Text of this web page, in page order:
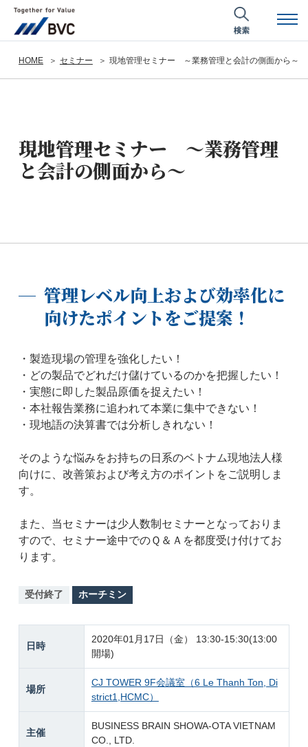
HOME セミナー 現地管理セミナー ～業務管理と会計の側面から～
現地管理セミナー ～業務管理
と会計の側面から～
管理レベル向上および効率化に
向けたポイントをご提案！
・製造現場の管理を強化したい！
・どの製品でどれだけ儲けているのかを把握したい！
・実態に即した製品原価を捉えたい！
・本社報告業務に追われて本業に集中できない！
・現地語の決算書では分析しきれない！
そのような悩みをお持ちの日系のベトナム現地法人様
向けに、改善策および考え方のポイントをご説明しま
す。
また、当セミナーは少人数制セミナーとなっておりま
すので、セミナー途中でのＱ＆Ａを都度受け付けてお
ります。
受付終了 ホーチミン
日時
2020年01月17日（金） 13:30-15:30(13:00
開場)
場所
CJ TOWER 9F会議室（6 Le Thanh Ton, Di
strict1,HCMC）
主催
BUSINESS BRAIN SHOWA-OTA VIETNAM
CO., LTD.